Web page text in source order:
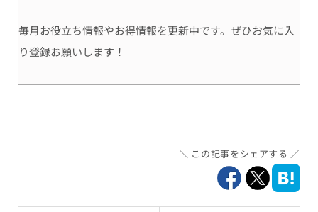
毎月お役立ち情報やお得情報を更新中です。ぜひお気に入
り登録お願いします！
この記事をシェアする